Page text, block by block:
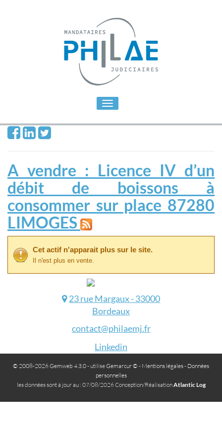
Toggle
A vendre : Licence IV d’un
débit de boissons à
consommer sur place 87280
LIMOGES
Cet actif n'apparait plus sur le site.
Il n'est plus en vente.
23 rue Margaux - 33000
Bordeaux
contact@philaemj.fr
Linkedin
© 2008-2026 Gemweb 4.3.0- utiliseGemarcur © - Mentions légales- Données
personnelles
les données sont à jour au : 07/08/2026 Conception/RéalisationAtlantic Log